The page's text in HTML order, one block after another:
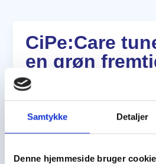
Samtykke Detaljer
Denne hjemmeside bruger
CiPe:Care
en grøn
Rejsen er kun lige begyndt. Vi
arbejde “CiPe:Care tuner ind
ved, at der skal meget til over
også starte et sted, og det har
besøger os.